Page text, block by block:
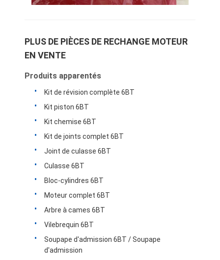
PLUS DE PIÈCES DE RECHANGE MOTEUR
EN VENTE
Produits apparentés
Kit de révision complète 6BT
Kit piston 6BT
Kit chemise 6BT
Kit de joints complet 6BT
Joint de culasse 6BT
Culasse 6BT
Bloc-cylindres 6BT
Moteur complet 6BT
Arbre à cames 6BT
Vilebrequin 6BT
Soupape d'admission 6BT / Soupape
d'admission